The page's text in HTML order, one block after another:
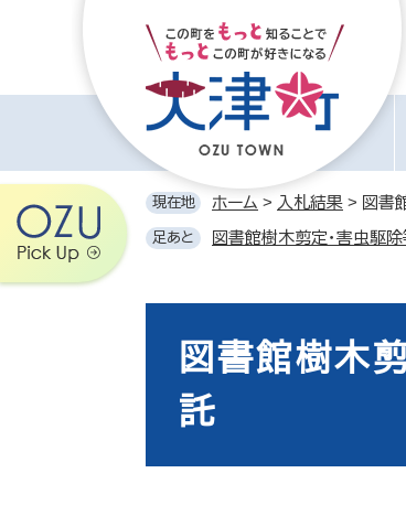
の
で
ー
ば
て
現在地 ホーム > 入札結果 > 図書
足あと 図書館樹木剪定・害虫駆
図書館樹木
託